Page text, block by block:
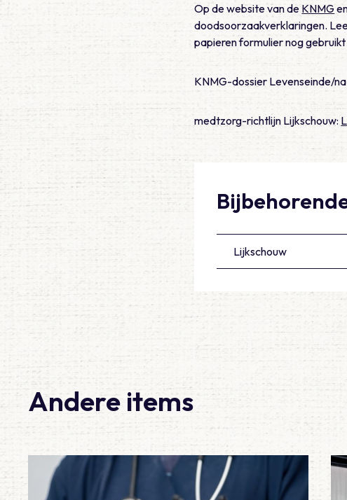
Op de website van de KNMG
doodsoorzaakverklaringen.
papieren formulier nog
KNMG-dossier Levenseinde/
medtzorg-richtlijn Lijkschouw:
Lijkschouw
Andere items
Lees meer over Vraag 19: Wat is het juiste beleid bij een